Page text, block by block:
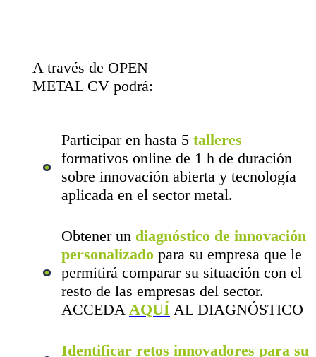
A través de OPEN
METAL CV podrá:
Participar en hasta 5 talleres
formativos online de 1 h de duración
sobre innovación abierta y tecnología
aplicada en el sector metal.
Obtener un diagnóstico de innovación
personalizado para su empresa que le
permitirá comparar su situación con el
resto de las empresas del sector.
ACCEDA AQUÍ AL DIAGNÓSTICO
Identificar retos innovadores para su